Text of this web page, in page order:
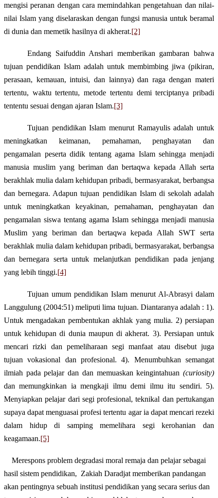
mengisi peranan dengan cara memindahkan pengetahuan dan nilai-
nilai Islam yang diselaraskan dengan fungsi manusia untuk beramal
di dunia dan memetik hasilnya di akherat.[2]
Endang Saifuddin Anshari memberikan gambaran bahwa
tujuan pendidikan Islam adalah untuk membimbing jiwa (pikiran,
perasaan, kemauan, intuisi, dan lainnya) dan raga dengan materi
tertentu, waktu tertentu, metode tertentu demi terciptanya pribadi
tententu sesuai dengan ajaran Islam.[3]
Tujuan pendidikan Islam menurut Ramayulis adalah untuk
meningkatkan keimanan, pemahaman, penghayatan dan
pengamalan peserta didik tentang agama Islam sehingga menjadi
manusia muslim yang beriman dan bertaqwa kepada Allah serta
berakhlak mulia dalam kehidupan pribadi, bermasyarakat, berbangsa
dan bernegara. Adapun tujuan pendidikan Islam di sekolah adalah
untuk meningkatkan keyakinan, pemahaman, penghayatan dan
pengamalan siswa tentang agama Islam sehingga menjadi manusia
Muslim yang beriman dan bertaqwa kepada Allah SWT serta
berakhlak mulia dalam kehidupan pribadi, bermasyarakat, berbangsa
dan bernegara serta untuk melanjutkan pendidikan pada jenjang
yang lebih tinggi.[4]
Tujuan umum pendidikan Islam menurut Al-Abrasyi dalam
Langgulung (2004:51) meliputi lima tujuan. Diantaranya adalah : 1).
Untuk mengadakan pembentukan akhlak yang mulia. 2) persiapan
untuk kehidupan di dunia maupun di akherat. 3). Persiapan untuk
mencari rizki dan pemeliharaan segi manfaat atau disebut juga
tujuan vokasional dan profesional. 4). Menumbuhkan semangat
ilmiah pada pelajar dan dan memuaskan keingintahuan (curiosity)
dan memungkinkan ia mengkaji ilmu demi ilmu itu sendiri. 5).
Menyiapkan pelajar dari segi profesional, teknikal dan pertukangan
supaya dapat menguasai profesi tertentu agar ia dapat mencari rezeki
dalam hidup di samping memelihara segi kerohanian dan
keagamaan.[5]
Merespons problem degradasi moral remaja dan pelajar sebagai
hasil sistem pendidikan, Zakiah Daradjat memberikan pandangan
akan pentingnya sebuah institusi pendidikan yang secara serius dan